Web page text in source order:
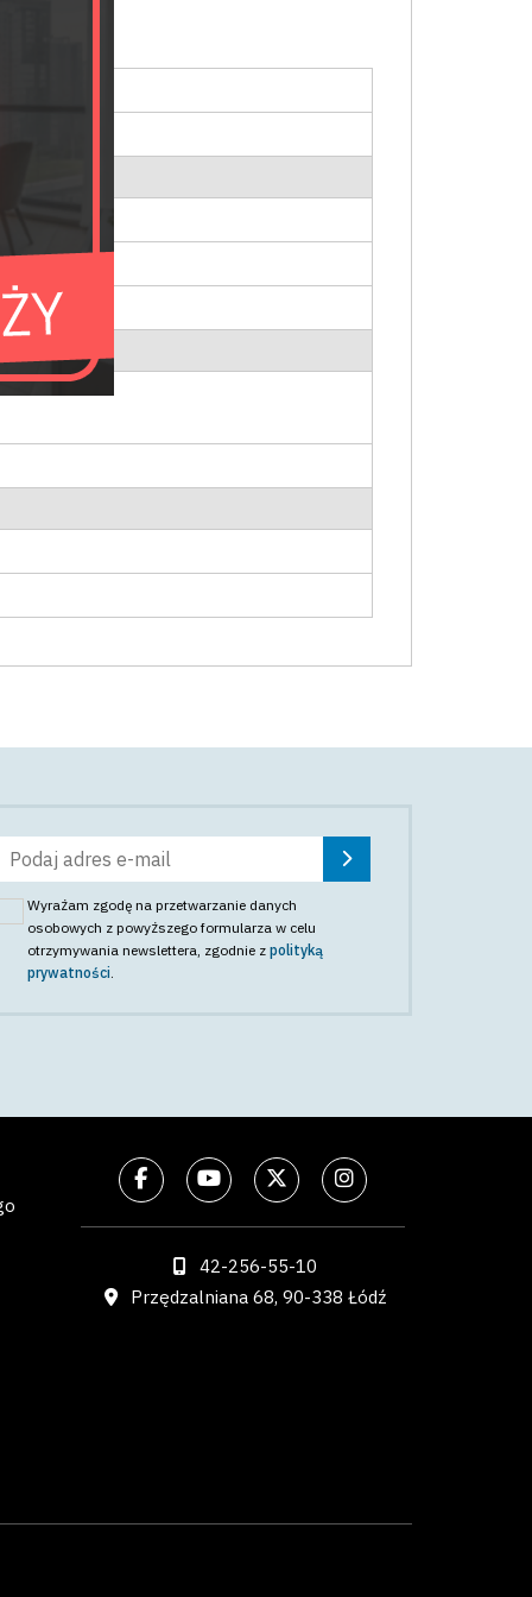
Wyrażam zgodę na przetwarzanie danych
osobowych z powyższego formularza w celu
otrzymywania newslettera , zgodnie z polityką
prywatności
42-256-55-10
Przędzalniana 68, 90-338 Łódź